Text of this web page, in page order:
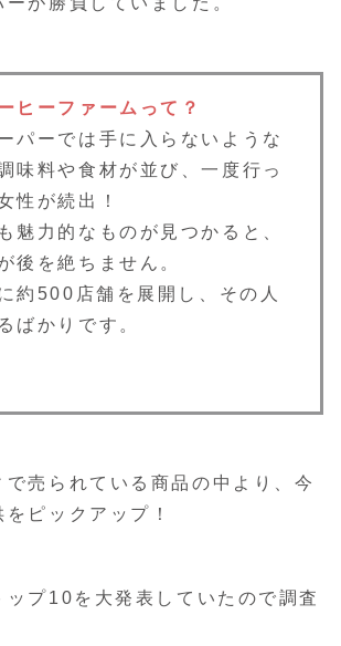
ヒーファームって？
パーでは手に入らないような
味料や食材が並び、一度行っ
性が続出！
魅力的なものが見つかると、
後を絶ちません。
約500店舗を展開し、その人
ばかりです。
で売られている商品の中より、今
ピックアップ！
ップ10を大発表していたので調査